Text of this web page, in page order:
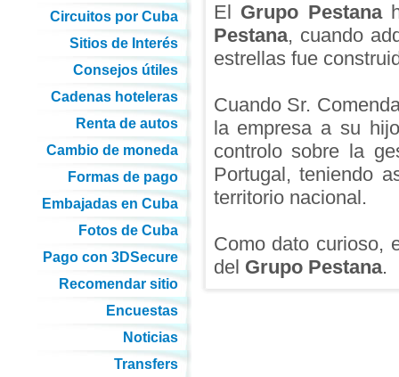
El Grupo Pestana
Pestana, cuando
estrellas fue
Cuando Sr.
la empresa a su
controlo sobre la
Portugal, teniendo
territorio nacional.
Como dato curioso,
del Grupo Pestana.
Circuitos por Cuba
Sitios de Interés
Consejos útiles
Cadenas hoteleras
Renta de autos
Cambio de moneda
Formas de pago
Embajadas en Cuba
Fotos de Cuba
Pago con 3DSecure
Recomendar sitio
Encuestas
Noticias
Transfers